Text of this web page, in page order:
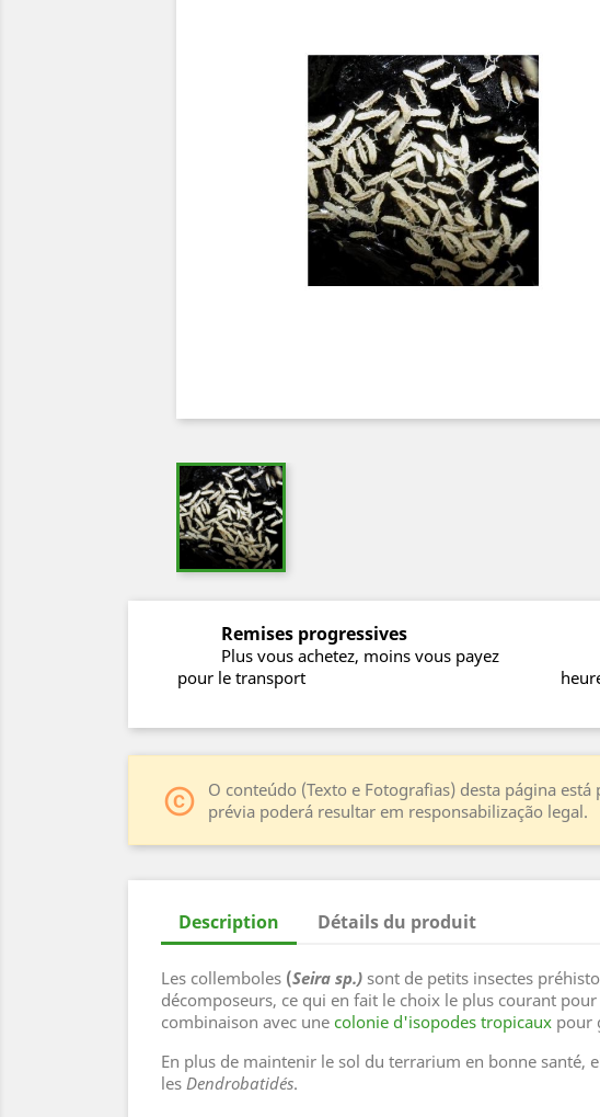
Remises progressives
Plus vous achetez, moins vous payez
pour le transport
copyright
O conteúdo (Texto e Fotografias) desta página
prévia poderá resultar em responsabilização legal.
Description Détails du produit
Les collemboles (Seira sp.) sont de petits insectes
décomposeurs, ce qui en fait le choix le plus courant
combinaison avec une colonie d'isopodes tropicaux pour
En plus de maintenir le sol du terrarium en bonne
les Dendrobatidés.